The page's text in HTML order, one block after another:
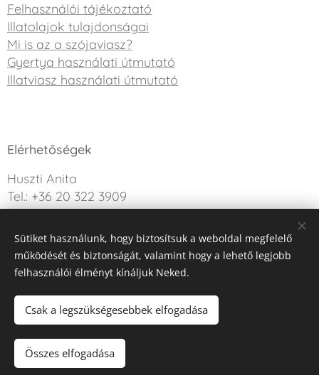
Felhasználói tájékoztató
Illatolajok tulajdonságai
Mi is az a szójaviasz?
Gyertya használati útmutató
Illatviasz használati útmutató
Elérhetőségek
Huszti Anita
Tel.: +36 20 322 3909
Kérdésed van? Írj nekünk!
Az oldalt a Webnode működteti
Sütiket használunk, hogy biztosítsuk a weboldal megfelelő
működését és biztonságát, valamint hogy a lehető legjobb
felhasználói élményt kínáljuk Neked.
Csak a legszükségesebbek elfogadása
Összes elfogadása